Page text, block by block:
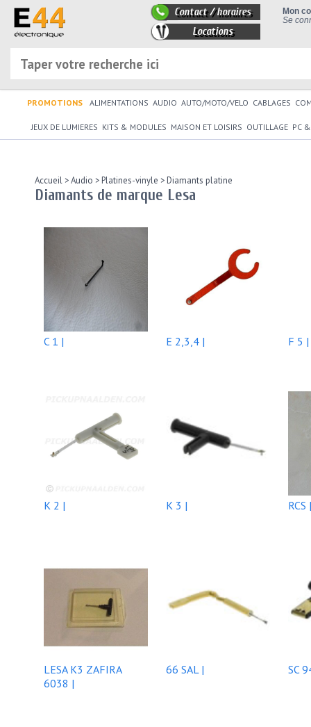
Mon
Se
Contact / horaires
Locations
PROMOTIONS ALIMENTATIONS AUDIO AUTO/MOTO/VELO CABLAGES
JEUX DE LUMIERES KITS & MODULES MAISON ET LOISIRS OUTILLAGE PC
Accueil >Audio >Platines-vinyle >Diamants platine
Diamants de marque Lesa
C 1 | E 2,3,4 | F 5 |
K 2 | K 3 | RCS |
LESA K3 ZAFIRA
6038 |
66 SAL | SC